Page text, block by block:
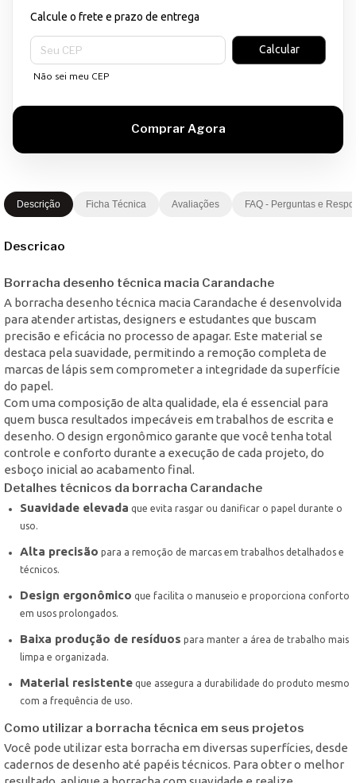
Calcule o frete e prazo de entrega
Entregas para o CEP:
Calcular
Não sei meu CEP
Descrição Ficha Técnica Avaliações FAQ - Perguntas e
Descricao
Borracha desenho técnica macia Carandache
A borracha desenho técnica macia Carandache é desenvolvida
para atender artistas, designers e estudantes que buscam
precisão e eficácia no processo de apagar. Este material se
destaca pela suavidade, permitindo a remoção completa de
marcas de lápis sem comprometer a integridade da superfície
do papel.
Com uma composição de alta qualidade, ela é essencial para
quem busca resultados impecáveis em trabalhos de escrita e
desenho. O design ergonômico garante que você tenha total
controle e conforto durante a execução de cada projeto, do
esboço inicial ao acabamento final.
Detalhes técnicos da borracha Carandache
Suavidade elevada que evita rasgar ou danificar o papel durante o
uso.
Alta precisão para a remoção de marcas em trabalhos detalhados e
técnicos.
Design ergonômico que facilita o manuseio e proporciona conforto
em usos prolongados.
Baixa produção de resíduos para manter a área de trabalho mais
limpa e organizada.
Material resistente que assegura a durabilidade do produto mesmo
com a frequência de uso.
Como utilizar a borracha técnica em seus projetos
Você pode utilizar esta borracha em diversas superfícies, desde
cadernos de desenho até papéis técnicos. Para obter o melhor